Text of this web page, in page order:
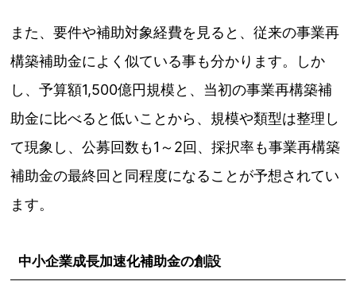
また、要件や補助対象経費を見ると、従来の事業再
構築補助金によく似ている事も分かります。しか
し、予算額1,500億円規模と、当初の事業再構築補
助金に比べると低いことから、規模や類型は整理し
て現象し、公募回数も1～2回、採択率も事業再構築
補助金の最終回と同程度になることが予想されてい
ます。
中小企業成長加速化補助金の創設